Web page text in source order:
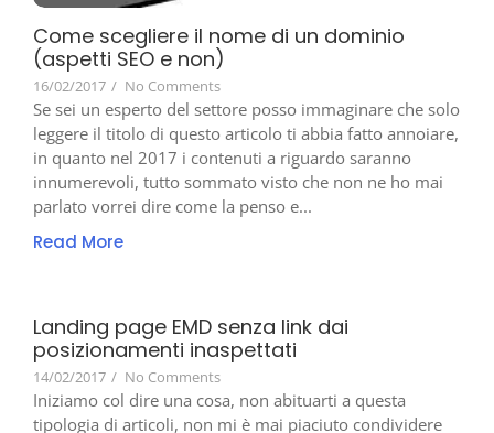
Come scegliere il nome di un dominio
(aspetti SEO e non)
16/02/2017 / No Comments
Se sei un esperto del settore posso immaginare che solo
leggere il titolo di questo articolo ti abbia fatto annoiare,
in quanto nel 2017 i contenuti a riguardo saranno
innumerevoli, tutto sommato visto che non ne ho mai
parlato vorrei dire come la penso e...
Read More
Landing page EMD senza link dai
posizionamenti inaspettati
14/02/2017 / No Comments
Iniziamo col dire una cosa, non abituarti a questa
tipologia di articoli, non mi è mai piaciuto condividere